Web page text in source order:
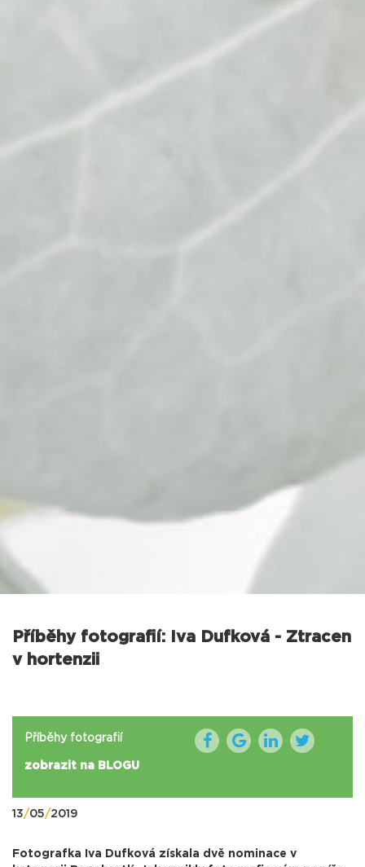
Příběhy fotografií: Iva Dufková - Ztracen
v hortenzii
Příběhy fotografií
zobrazit na BLOGU
13/05/2019
Fotografka Iva Dufková získala dvě nominace v